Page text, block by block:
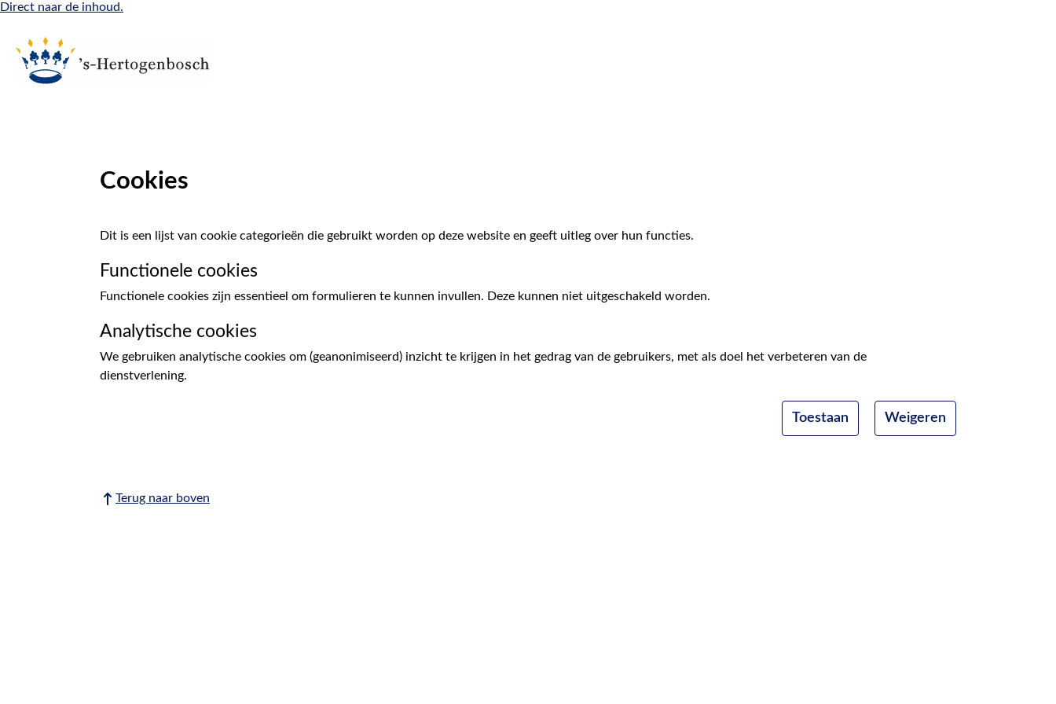
Direct naar de inhoud.
Cookies
Dit is een lijst van cookie categorieën die gebruikt worden op deze website en geeft uitleg over hun functies.
Functionele cookies
Functionele cookies zijn essentieel om formulieren te kunnen invullen. Deze kunnen niet uitgeschakeld worden.
Analytische cookies
We gebruiken analytische cookies om (geanonimiseerd) inzicht te krijgen in het gedrag van de gebruikers, met als doel het verbeteren van de
dienstverlening.
Toestaan Weigeren
Terug naar boven